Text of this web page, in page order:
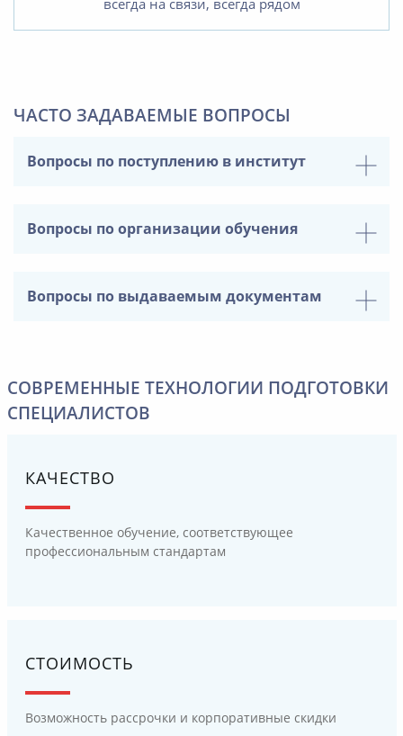
всегда на связи, всегда рядом
ЧАСТО ЗАДАВАЕМЫЕ ВОПРОСЫ
Вопросы по поступлению в институт
Вопросы по организации обучения
Вопросы по выдаваемым документам
СОВРЕМЕННЫЕ ТЕХНОЛОГИИ ПОДГОТОВКИ
СПЕЦИАЛИСТОВ
КАЧЕСТВО
Качественное обучение, соответствующее
профессиональным стандартам
СТОИМОСТЬ
Возможность рассрочки и корпоративные скидки